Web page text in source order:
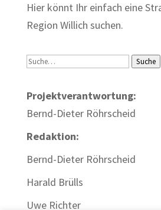
Hier könnt Ihr einfach eine
Region Willich suchen.
Suche Suche
Projektverantwortung:
Bernd-Dieter Röhrscheid
Redaktion:
Bernd-Dieter Röhrscheid
Harald Brülls
Uwe Richter